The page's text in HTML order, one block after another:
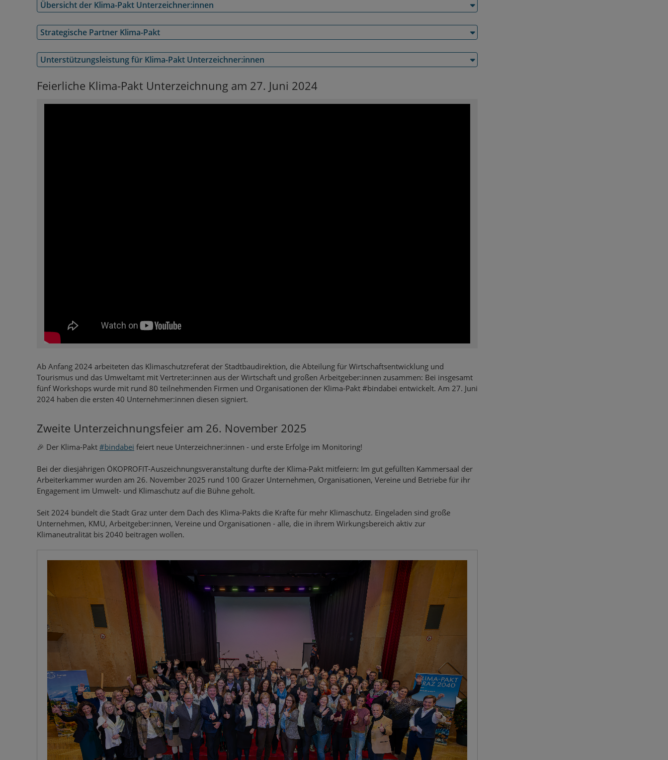
Übersicht der Klima-Pakt Unterzeichner:innen
Strategische Partner Klima-Pakt
Unterstützungsleistung für Klima-Pakt Unterzeichner:innen
Feierliche Klima-Pakt Unterzeichnung am 27. Juni 2024
Ab Anfang 2024 arbeiteten das Klimaschutzreferat der Stadtbaudirektion, die Abteilung für Wirtschaftsentwicklung und
Tourismus und das Umweltamt mit Vertreter:innen aus der Wirtschaft und großen Arbeitgeber:innen zusammen: Bei insgesamt
fünf Workshops wurde mit rund 80 teilnehmenden Firmen und Organisationen der Klima-Pakt #bindabei entwickelt. Am 27. Juni
2024 haben die ersten 40 Unternehmer:innen diesen signiert.
Zweite Unterzeichnungsfeier am 26. November 2025
🎉 Der Klima-Pakt #bindabei feiert neue Unterzeichner:innen - und erste Erfolge im Monitoring!
Bei der diesjährigen ÖKOPROFIT-Auszeichnungsveranstaltung durfte der Klima-Pakt mitfeiern: Im gut gefüllten Kammersaal der
Arbeiterkammer wurden am 26. November 2025 rund 100 Grazer Unternehmen, Organisationen, Vereine und Betriebe für ihr
Engagement im Umwelt- und Klimaschutz auf die Bühne geholt.
Seit 2024 bündelt die Stadt Graz unter dem Dach des Klima-Pakts die Kräfte für mehr Klimaschutz. Eingeladen sind große
Unternehmen, KMU, Arbeitgeber:innen, Vereine und Organisationen - alle, die in ihrem Wirkungsbereich aktiv zur
Klimaneutralität bis 2040 beitragen wollen.